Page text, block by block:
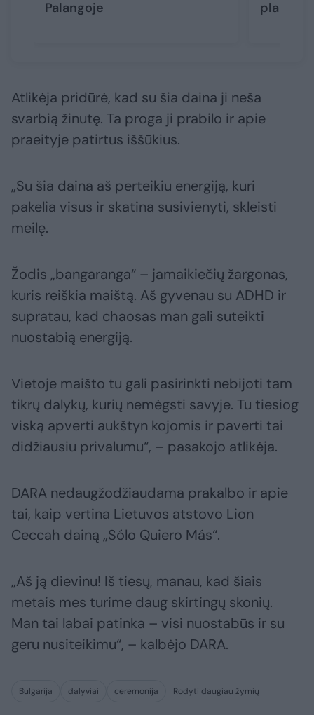
Palangoje
Atlikėja pridūrė, kad su šia daina ji neša
svarbią žinutę. Ta proga ji prabilo ir apie
praeityje patirtus iššūkius.
„Su šia daina aš perteikiu energiją, kuri
pakelia visus ir skatina susivienyti, skleisti
meilę.
Žodis „bangaranga“ – jamaikiečių žargonas,
kuris reiškia maištą. Aš gyvenau su ADHD ir
supratau, kad chaosas man gali suteikti
nuostabią energiją.
Vietoje maišto tu gali pasirinkti nebijoti tam
tikrų dalykų, kurių nemėgsti savyje. Tu tiesiog
viską apverti aukštyn kojomis ir paverti tai
didžiausiu privalumu“, – pasakojo atlikėja.
DARA nedaugžodžiaudama prakalbo ir apie
tai, kaip vertina Lietuvos atstovo Lion
Ceccah dainą „Sólo Quiero Más“.
„Aš ją dievinu! Iš tiesų, manau, kad šiais
metais mes turime daug skirtingų skonių.
Man tai labai patinka – visi nuostabūs ir su
geru nusiteikimu“, – kalbėjo DARA.
Bulgarija dalyviai ceremonija Rodyti daugiau žymių